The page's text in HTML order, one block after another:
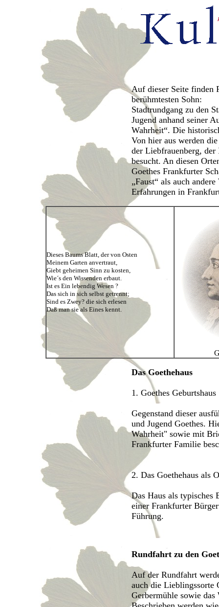
Auf dieser Seite finden
berühmtesten Sohn:
Stadtrundgang zu den
Jugend anhand seiner
Wahrheit“. Die
Von hier aus werden
der Liebfrauenberg, der
besucht. An diesen
Goethes Frankfurter
„Faust“ als auch
Erfahrungen in
Dieses Baums Blatt, der von Osten
Meinem Garten anvertraut,
Giebt geheimen Sinn zu kosten,
Wie´s den Wissenden erbaut.
Ist es Ein lebendig Wesen ?
Das sich in sich selbst getrennt;
Sind es Zwey? die sich erlesen
Daß man sie als Eines kennt.
Das Goethehaus
1. Goethes Geburtshaus
Gegenstand dieser
und Jugend Goethes.
Wahrheit" sowie mit
Frankfurter Familie
2. Das Goethehaus als
Das Haus als
einer Frankfurter
Führung.
Rundfahrt zu den
Auf der Rundfahrt
auch die Lieblingssorte
Gerbermühle sowie